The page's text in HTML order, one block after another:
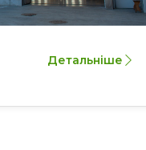
Детальніше